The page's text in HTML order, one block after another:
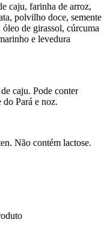
caju, farinha de arroz,
polvilho doce, semente
de girassol, cúrcuma
e levedura
caju. Pode conter
do Pará e noz.
Não contém lactose.